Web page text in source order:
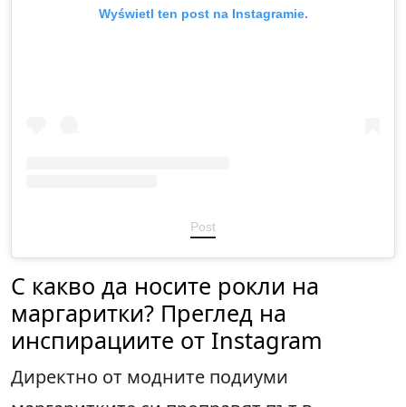
Wyświetl ten post na Instagramie.
Post
С какво да носите рокли на
маргаритки? Преглед на
инспирациите от Instagram
Директно от модните подиуми